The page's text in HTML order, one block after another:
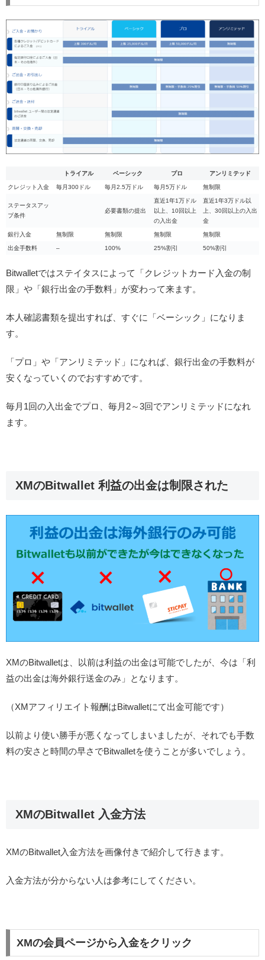
トライアル ベーシック プロ アンリミテッド
クレジット入金 毎月300ドル 毎月2.5万ドル 毎月5万ドル 無制限
ステータスアッ
プ条件
必要書類の提出
直近1年1万ドル
以上、10回以上
の入出金
直近1年3万ドル以
上、30回以上の入出
金
銀行入金 無制限 無制限 無制限 無制限
出金手数料 – 100% 25%割引 50%割引
Bitwalletではステイタスによって「クレジットカード入金の制
限」や「銀行出金の手数料」が変わって来ます。
本人確認書類を提出すれば、すぐに「ベーシック」になりま
す。
「プロ」や「アンリミテッド」になれば、銀行出金の手数料が
安くなっていくのでおすすめです。
毎月1回の入出金でプロ、毎月2～3回でアンリミテッドになれ
ます。
XMのBitwallet 利益の出金は制限された
XMのBitwalletは、以前は利益の出金は可能でしたが、今は「利
益の出金は海外銀行送金のみ」となります。
（XMアフィリエイト報酬はBitwalletにて出金可能です）
以前より使い勝手が悪くなってしまいましたが、それでも手数
料の安さと時間の早さでBitwalletを使うことが多いでしょう。
XMのBitwallet 入金方法
XMのBitwallet入金方法を画像付きで紹介して行きます。
入金方法が分からない人は参考にしてください。
XMの会員ページから入金をクリック